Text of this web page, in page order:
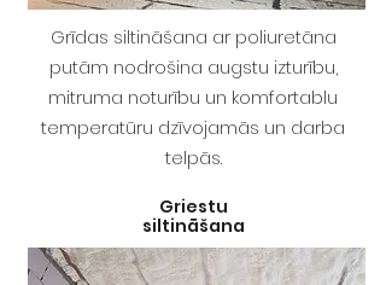
Grīdas siltināšana ar poliuretāna
putām nodrošina augstu izturību,
mitruma noturību un komfortablu
temperatūru dzīvojamās un darba
telpās.
Griestu
siltināšana